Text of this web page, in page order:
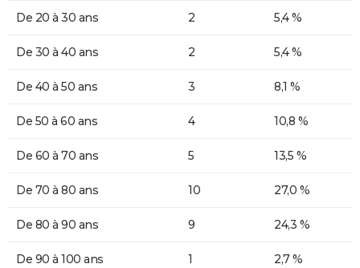
De 20 à 30 ans 2 5,4 %
De 30 à 40 ans 2 5,4 %
De 40 à 50 ans 3 8,1 %
De 50 à 60 ans 4 10,8 %
De 60 à 70 ans 5 13,5 %
De 70 à 80 ans 10 27,0 %
De 80 à 90 ans 9 24,3 %
De 90 à 100 ans 1 2,7 %